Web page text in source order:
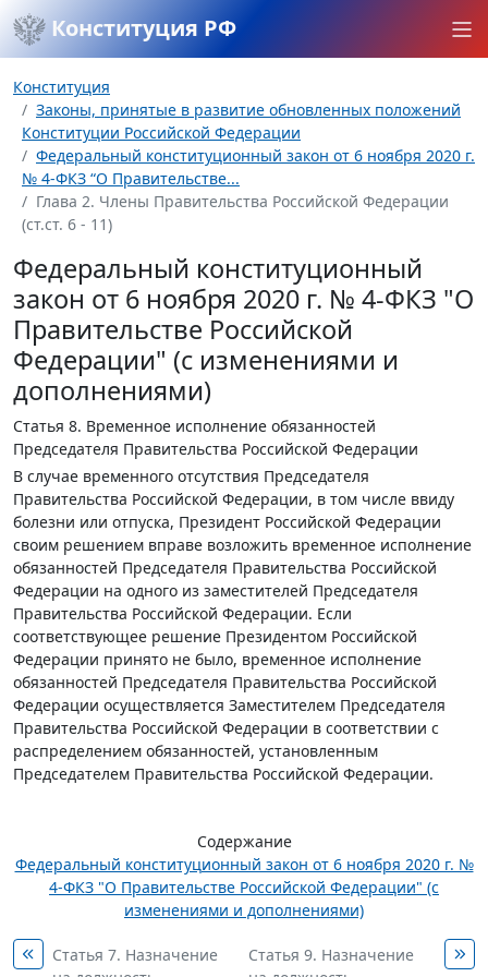
Конституция РФ
Конституция
Законы, принятые в развитие обновленных положений
Конституции Российской Федерации
Федеральный конституционный закон от 6 ноября 2020 г.
№ 4-ФКЗ “О Правительстве...
Глава 2. Члены Правительства Российской Федерации
(ст.ст. 6 - 11)
Федеральный конституционный
закон от 6 ноября 2020 г. № 4-ФКЗ "О
Правительстве Российской
Федерации" (с изменениями и
дополнениями)
Статья 8. Временное исполнение обязанностей
Председателя Правительства Российской Федерации
В случае временного отсутствия Председателя
Правительства Российской Федерации, в том числе ввиду
болезни или отпуска, Президент Российской Федерации
своим решением вправе возложить временное исполнение
обязанностей Председателя Правительства Российской
Федерации на одного из заместителей Председателя
Правительства Российской Федерации. Если
соответствующее решение Президентом Российской
Федерации принято не было, временное исполнение
обязанностей Председателя Правительства Российской
Федерации осуществляется Заместителем Председателя
Правительства Российской Федерации в соответствии с
распределением обязанностей, установленным
Председателем Правительства Российской Федерации.
Содержание
Федеральный конституционный закон от 6 ноября 2020 г. №
4-ФКЗ "О Правительстве Российской Федерации" (с
изменениями и дополнениями)
Статья 7. Назначение
Статья 9. Назначение